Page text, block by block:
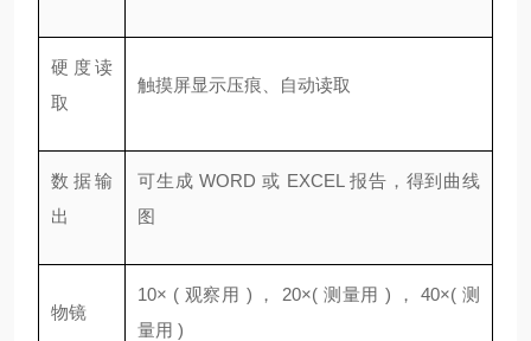
硬度读
取
触摸屏显示压痕、自动读取
数据输
出
可生成 WORD 或 EXCEL 报告，得到曲线
图
物镜
10× ( 观察用 ) ， 20×( 测量用 ) ， 40×( 测
量用 )